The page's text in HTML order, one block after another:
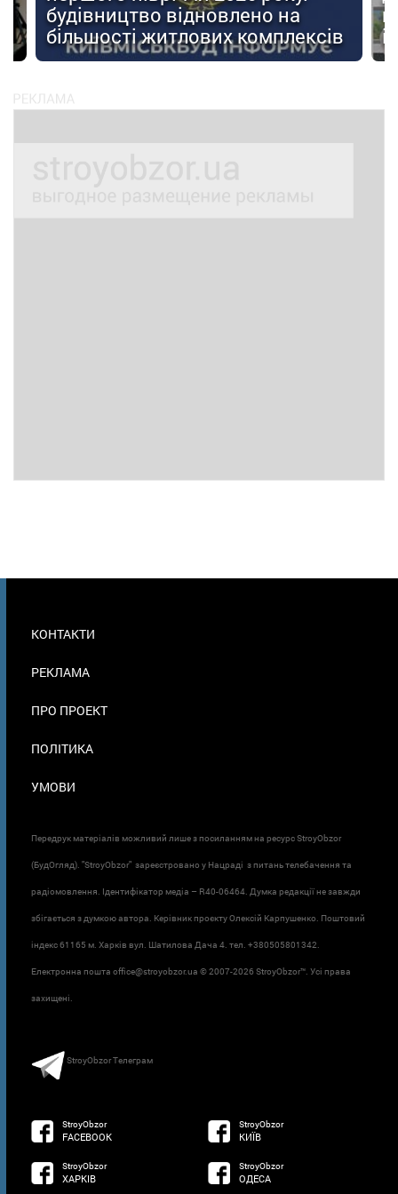
будівництво відновлено на
більшості житлових комплексів
В
КОНТАКТИ
РЕКЛАМА
ПРО ПРОЕКТ
ПОЛІТИКА
УМОВИ
Передрук матеріалів можливий лише з посиланням на ресурс StroyObzor
(БудОгляд). "StroyObzor" зареєстровано у Нацраді з питань телебачення та
радіомовлення. Ідентифікатор медіа – R40-06464. Думка редакції не завжди
збігається з думкою автора. Керівник проєкту Олексій Карпушенко. Поштовий
індекс 61165 м. Харків вул. Шатилова Дача 4. тел. +380505801342.
Електронна пошта office@stroyobzor.ua © 2007-2026 StroyObzor™. Усі права
захищені.
StroyObzor Телеграм
StroyObzor
FACEBOOK
StroyObzor
КИЇВ
StroyObzor
ХАРКІВ
StroyObzor
ОДЕСА